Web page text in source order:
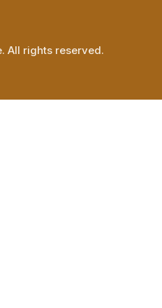
All rights reserved.